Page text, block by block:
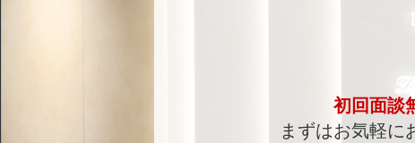
初回面談
まずはお気軽に